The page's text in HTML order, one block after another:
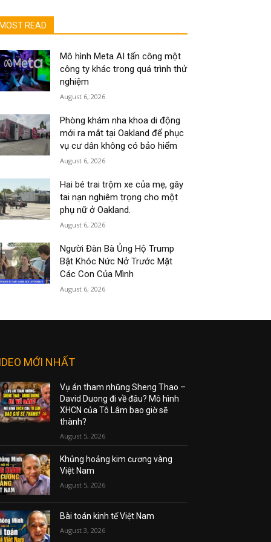
MOST READ
Mô hình Meta AI tấn công một
công ty khác trong quá trình thử
nghiệm
August 6, 2026
Phòng khám nha khoa di động
mới ra mắt tại Oakland để phục
vụ cư dân không có bảo hiểm
August 6, 2026
Hai bé trai trộm xe của mẹ, gây
tai nạn nghiêm trọng cho một
phụ nữ ở Oakland.
August 6, 2026
Người Đàn Bà Ủng Hộ Trump
Bật Khóc Nức Nở Trước Mặt
Các Con Của Mình
August 6, 2026
MỚI NHẤT
Vụ án tham nhũng Sheng Thao –
David Duong đi về đâu? Mô hình
XHCN của Tô Lâm bao giờ sẽ
thành?
August 5, 2026
Khủng hoảng kim cương vàng
Việt Nam
August 5, 2026
Bài toán kinh tế Việt Nam
August 3, 2026